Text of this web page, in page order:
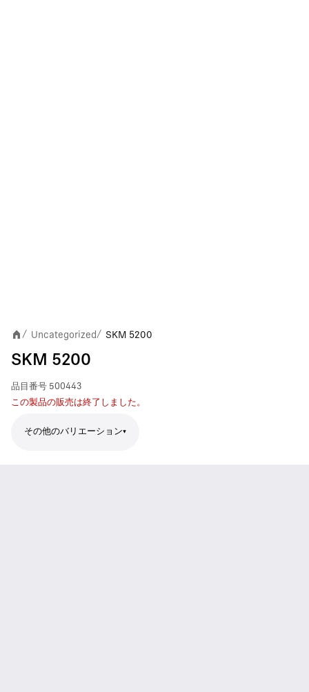
/ Uncategorized/ SKM 5200
SKM 5200
品目番号 500443
この製品の販売は終了しました。
その他のバリエーション